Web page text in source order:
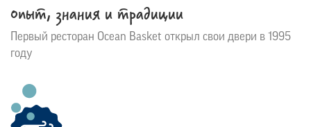
Опыт, знания и традиции
Первый ресторан Ocean Basket открыл свои двери в 1995
году